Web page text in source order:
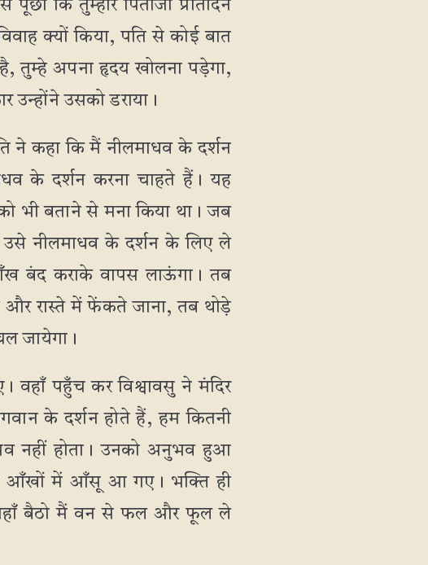
कि तुम्हारे पिताजी प्रतिदिन
क्यों किया, पति से कोई बात
है, तुम्हे अपना हृदय खोलना पड़ेगा,
उन्होंने उसको डराया।
ने कहा कि मैं नीलमाधव के दर्शन
के दर्शन करना चाहते हैं। यह
भी बताने से मना किया था। जब
उसे नीलमाधव के दर्शन के लिए ले
बंद कराके वापस लाऊंगा। तब
रास्ते में फेंकते जाना, तब थोड़े
जायेगा।
वहाँ पहुँच कर विश्वावसु ने मंदिर
के दर्शन होते हैं, हम कितनी
नहीं होता। उनको अनुभव हुआ
आँखों में आँसू आ गए। भक्ति ही
यहाँ बैठो मैं वन से फल और फूल ले